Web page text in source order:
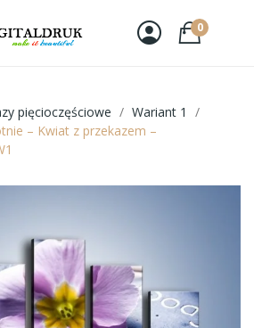
0
pięcioczęściowe
Wariant 1
– Kwiat z przekazem –